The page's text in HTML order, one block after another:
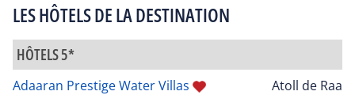
LES HÔTELS DE LA DESTINATION
HÔTELS 5*
Adaaran Prestige Water Villas
Atoll de Raa